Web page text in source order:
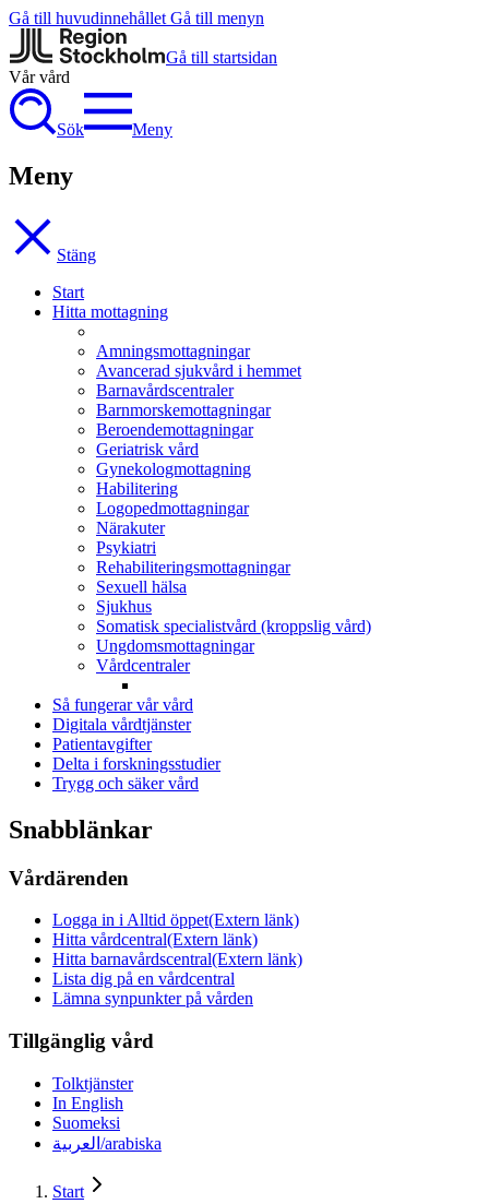
Gå till huvudinnehållet Gå till menyn
Gå till startsidan
Vår vård
Sök Meny
Meny
Stäng
Start
Hitta mottagning
Amningsmottagningar
Avancerad sjukvård i hemmet
Barnavårdscentraler
Barnmorskemottagningar
Beroendemottagningar
Geriatrisk vård
Gynekologmottagning
Habilitering
Logopedmottagningar
Närakuter
Psykiatri
Rehabiliteringsmottagningar
Sexuell hälsa
Sjukhus
Somatisk specialistvård (kroppslig vård)
Ungdomsmottagningar
Vårdcentraler
Så fungerar vår vård
Digitala vårdtjänster
Patientavgifter
Delta i forskningsstudier
Trygg och säker vård
Snabblänkar
Vårdärenden
Logga in i Alltid öppet(Extern länk)
Hitta vårdcentral(Extern länk)
Hitta barnavårdscentral(Extern länk)
Lista dig på en vårdcentral
Lämna synpunkter på vården
Tillgänglig vård
Tolktjänster
In English
Suomeksi
العربية/arabiska
Start